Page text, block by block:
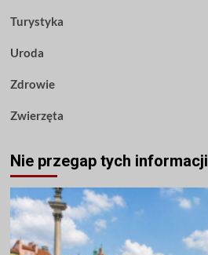
Turystyka
Uroda
Zdrowie
Zwierzęta
Nie przegap tych informacji